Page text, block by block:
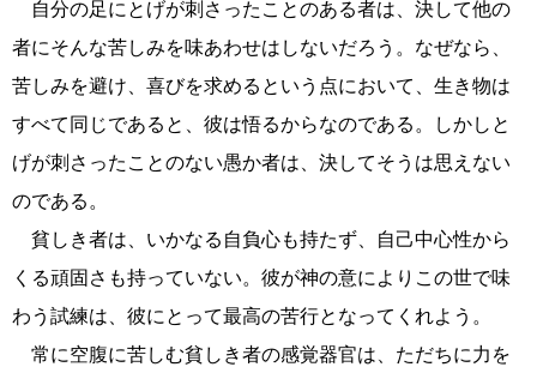
自分の足にとげが刺さったことのある者は、決して他の
者にそんな苦しみを味あわせはしないだろう。なぜなら、
苦しみを避け、喜びを求めるという点において、生き物は
すべて同じであると、彼は悟るからなのである。しかしと
げが刺さったことのない愚か者は、決してそうは思えない
のである。
貧しき者は、いかなる自負心も持たず、自己中心性から
くる頑固さも持っていない。彼が神の意によりこの世で味
わう試練は、彼にとって最高の苦行となってくれよう。
常に空腹に苦しむ貧しき者の感覚器官は、ただちに力を